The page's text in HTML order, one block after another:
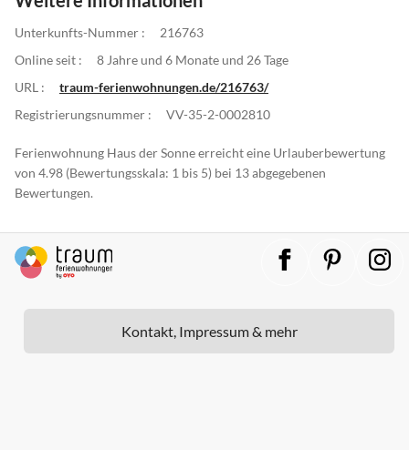
Unterkunfts-Nummer :
216763
Online seit :
8 Jahre und 6 Monate und 26 Tage
URL :
traum-ferienwohnungen.de/216763/
Registrierungsnummer :
VV-35-2-0002810
Ferienwohnung Haus der Sonne erreicht eine Urlauberbewertung
von 4.98 (Bewertungsskala: 1 bis 5) bei 13 abgegebenen
Bewertungen.
Kontakt, Impressum & mehr